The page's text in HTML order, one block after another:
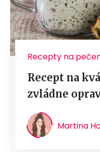
Recepty na
Recept na
zvládne
Martina